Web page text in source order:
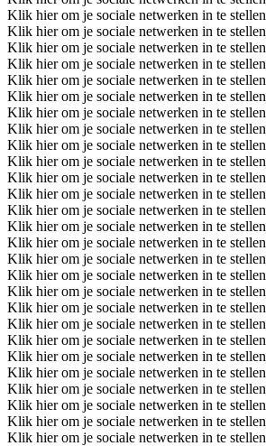
Klik hier om je sociale netwerken in te stellen
Klik hier om je sociale netwerken in te stellen
Klik hier om je sociale netwerken in te stellen
Klik hier om je sociale netwerken in te stellen
Klik hier om je sociale netwerken in te stellen
Klik hier om je sociale netwerken in te stellen
Klik hier om je sociale netwerken in te stellen
Klik hier om je sociale netwerken in te stellen
Klik hier om je sociale netwerken in te stellen
Klik hier om je sociale netwerken in te stellen
Klik hier om je sociale netwerken in te stellen
Klik hier om je sociale netwerken in te stellen
Klik hier om je sociale netwerken in te stellen
Klik hier om je sociale netwerken in te stellen
Klik hier om je sociale netwerken in te stellen
Klik hier om je sociale netwerken in te stellen
Klik hier om je sociale netwerken in te stellen
Klik hier om je sociale netwerken in te stellen
Klik hier om je sociale netwerken in te stellen
Klik hier om je sociale netwerken in te stellen
Klik hier om je sociale netwerken in te stellen
Klik hier om je sociale netwerken in te stellen
Klik hier om je sociale netwerken in te stellen
Klik hier om je sociale netwerken in te stellen
Klik hier om je sociale netwerken in te stellen
Klik hier om je sociale netwerken in te stellen
Klik hier om je sociale netwerken in te stellen